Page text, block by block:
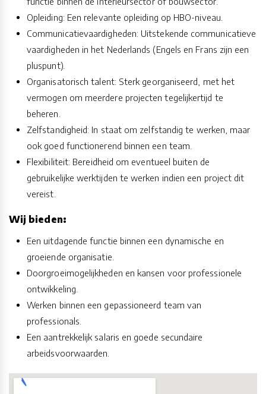
Opleiding: Een relevante opleiding op HBO-niveau.
Communicatievaardigheden: Uitstekende communicatieve
vaardigheden in het Nederlands (Engels en Frans zijn een
pluspunt).
Organisatorisch talent: Sterk georganiseerd, met het
vermogen om meerdere projecten tegelijkertijd te
beheren.
Zelfstandigheid: In staat om zelfstandig te werken, maar
ook goed functionerend binnen een team.
Flexibiliteit: Bereidheid om eventueel buiten de
gebruikelijke werktijden te werken indien een project dit
vereist.
Wij bieden:
Een uitdagende functie binnen een dynamische en
groeiende organisatie.
Doorgroeimogelijkheden en kansen voor professionele
ontwikkeling.
Werken binnen een gepassioneerd team van
professionals.
Een aantrekkelijk salaris en goede secundaire
arbeidsvoorwaarden.